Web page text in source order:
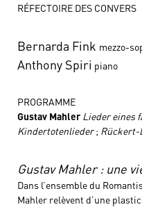
RÉFECTOIRE DES CONVERS
Bernarda Fink mezzo-
Anthony Spiri piano
PROGRAMME
Gustav Mahler Lieder eines
Kindertotenlieder; Rückert-
Gustav Mahler : une
Dans l’ensemble du
Mahler relèvent d’une